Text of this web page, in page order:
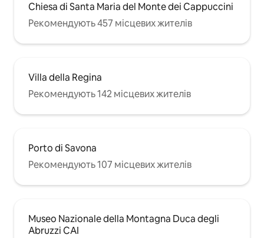
Chiesa di Santa Maria del Monte dei Cappuccini
Рекомендують 457 місцевих жителів
Villa della Regina
Рекомендують 142 місцевих жителів
Porto di Savona
Рекомендують 107 місцевих жителів
Museo Nazionale della Montagna Duca degli
Abruzzi CAI